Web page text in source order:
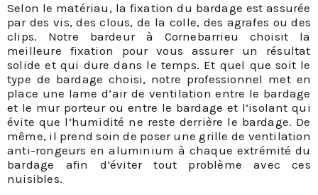
Selon le matériau, la fixation du bardage est assurée
par des vis, des clous, de la colle, des agrafes ou des
clips. Notre bardeur à Cornebarrieu choisit la
meilleure fixation pour vous assurer un résultat
solide et qui dure dans le temps. Et quel que soit le
type de bardage choisi, notre professionnel met en
place une lame d’air de ventilation entre le bardage
et le mur porteur ou entre le bardage et l’isolant qui
évite que l’humidité ne reste derrière le bardage. De
même, il prend soin de poser une grille de ventilation
anti-rongeurs en aluminium à chaque extrémité du
bardage afin d’éviter tout problème avec ces
nuisibles.